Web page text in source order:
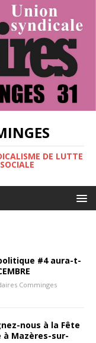
DE LUTTE
#4 aura-t-
Comminges
nous à la Fête
à Mazères-sur-